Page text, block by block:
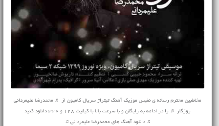
مخاطبین محترم رسانه ی نفیس موزیک آهنگ تیتراژ سریال کامیون از ♬ محمدرضا علیمردانی
روزگار ♬ را در ادامه به رایگان و با سرعت بالا با کیفیت 128 و 320 دانلود کنید
♫ دانلود آهنگ های محمدرضا علیمردانی ♫